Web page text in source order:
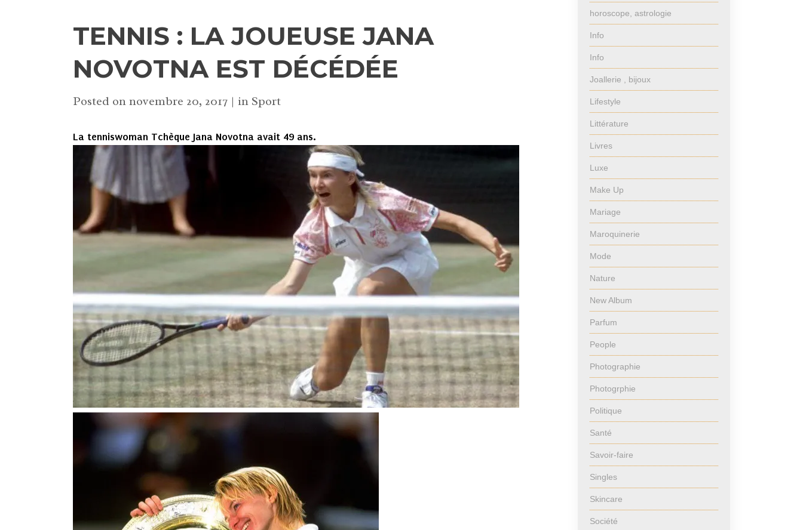
TENNIS : LA JOUEUSE JANA
NOVOTNA EST DÉCÉDÉE
Posted on novembre 20, 2017 in Sport
La tenniswoman Tchèque Jana Novotna avait 49 ans.
horoscope, astrologie
Info
Info
Joallerie , bijoux
Lifestyle
Littérature
Livres
Luxe
Make Up
Mariage
Maroquinerie
Mode
Nature
New Album
Parfum
People
Photographie
Photogrphie
Politique
Santé
Savoir-faire
Singles
Skincare
Société